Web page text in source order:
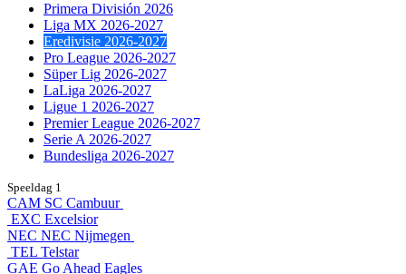
Primera División 2026
Liga MX 2026-2027
Eredivisie 2026-2027
Pro League 2026-2027
Süper Lig 2026-2027
LaLiga 2026-2027
Ligue 1 2026-2027
Premier League 2026-2027
Serie A 2026-2027
Bundesliga 2026-2027
Speeldag 1
CAM SC Cambuur
EXC Excelsior
NEC NEC Nijmegen
TEL Telstar
GAE Go Ahead Eagles